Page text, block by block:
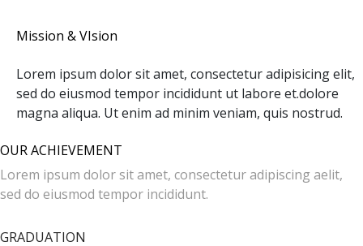
Mission & VIsion
Lorem ipsum dolor sit amet, consectetur adipisicing elit,
sed do eiusmod tempor incididunt ut labore et.dolore
magna aliqua. Ut enim ad minim veniam, quis nostrud.
OUR ACHIEVEMENT
Lorem ipsum dolor sit amet, consectetur adipiscing aelit,
sed do eiusmod tempor incididunt.
GRADUATION